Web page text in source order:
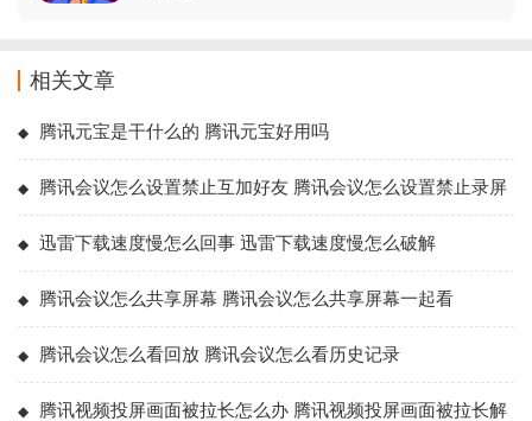
相关文章
腾讯元宝是干什么的 腾讯元宝好用吗
腾讯会议怎么设置禁止互加好友 腾讯会议怎么设置禁止录屏
迅雷下载速度慢怎么回事 迅雷下载速度慢怎么破解
腾讯会议怎么共享屏幕 腾讯会议怎么共享屏幕一起看
腾讯会议怎么看回放 腾讯会议怎么看历史记录
腾讯视频投屏画面被拉长怎么办 腾讯视频投屏画面被拉长解